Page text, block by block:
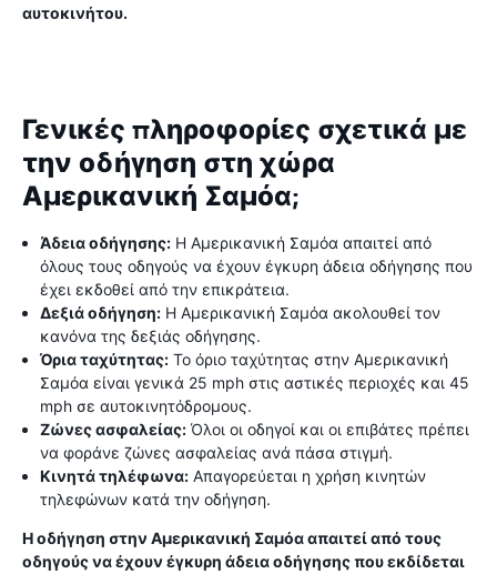
αυτοκινήτου.
Γενικές πληροφορίες σχετικά με
την οδήγηση στη χώρα
Αμερικανική Σαμόα;
Άδεια οδήγησης: Η Αμερικανική Σαμόα απαιτεί από
όλους τους οδηγούς να έχουν έγκυρη άδεια οδήγησης που
έχει εκδοθεί από την επικράτεια.
Δεξιά οδήγηση: Η Αμερικανική Σαμόα ακολουθεί τον
κανόνα της δεξιάς οδήγησης.
Όρια ταχύτητας: Το όριο ταχύτητας στην Αμερικανική
Σαμόα είναι γενικά 25 mph στις αστικές περιοχές και 45
mph σε αυτοκινητόδρομους.
Ζώνες ασφαλείας: Όλοι οι οδηγοί και οι επιβάτες πρέπει
να φοράνε ζώνες ασφαλείας ανά πάσα στιγμή.
Κινητά τηλέφωνα: Απαγορεύεται η χρήση κινητών
τηλεφώνων κατά την οδήγηση.
Η οδήγηση στην Αμερικανική Σαμόα απαιτεί από τους
οδηγούς να έχουν έγκυρη άδεια οδήγησης που εκδίδεται